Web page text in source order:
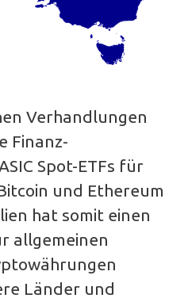
Verhandlungen
Finanz-
Spot-ETFs für
und Ethereum
hat somit einen
allgemeinen
Länder und